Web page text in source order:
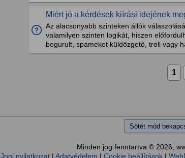
Miért jó a kérdések kiírási idejének
Az alacsonyabb szinteken állók
valamilyen szinten logikát, hiszen
begurult, spameket küldözgető, troll vagy
1
Sötét mód
Minden jog fenntartva © 2026,
Jogi nyilatkozat| Adatvédelem | Cookie beállítások|